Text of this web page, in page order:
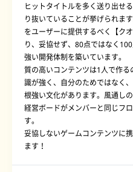
ヒットタイトルを多く送り出せ
り抜いていることが挙げられま
をユーザーに提供するべく【ク
り、妥協せず、80点ではなく
強い開発体制を築いています。
質の高いコンテンツは1人で作
識が強く、自分のためではなく
根強い文化があります。風通し
経営ボードがメンバーと同じフ
す。
妥協しないゲームコンテンツに
ます！